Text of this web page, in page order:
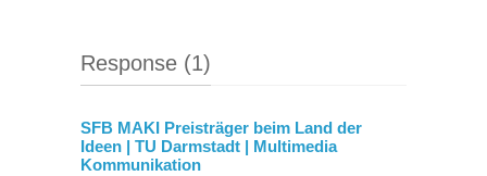
Response (1)
SFB MAKI Preisträger beim Land der
Ideen | TU Darmstadt | Multimedia
Kommunikation